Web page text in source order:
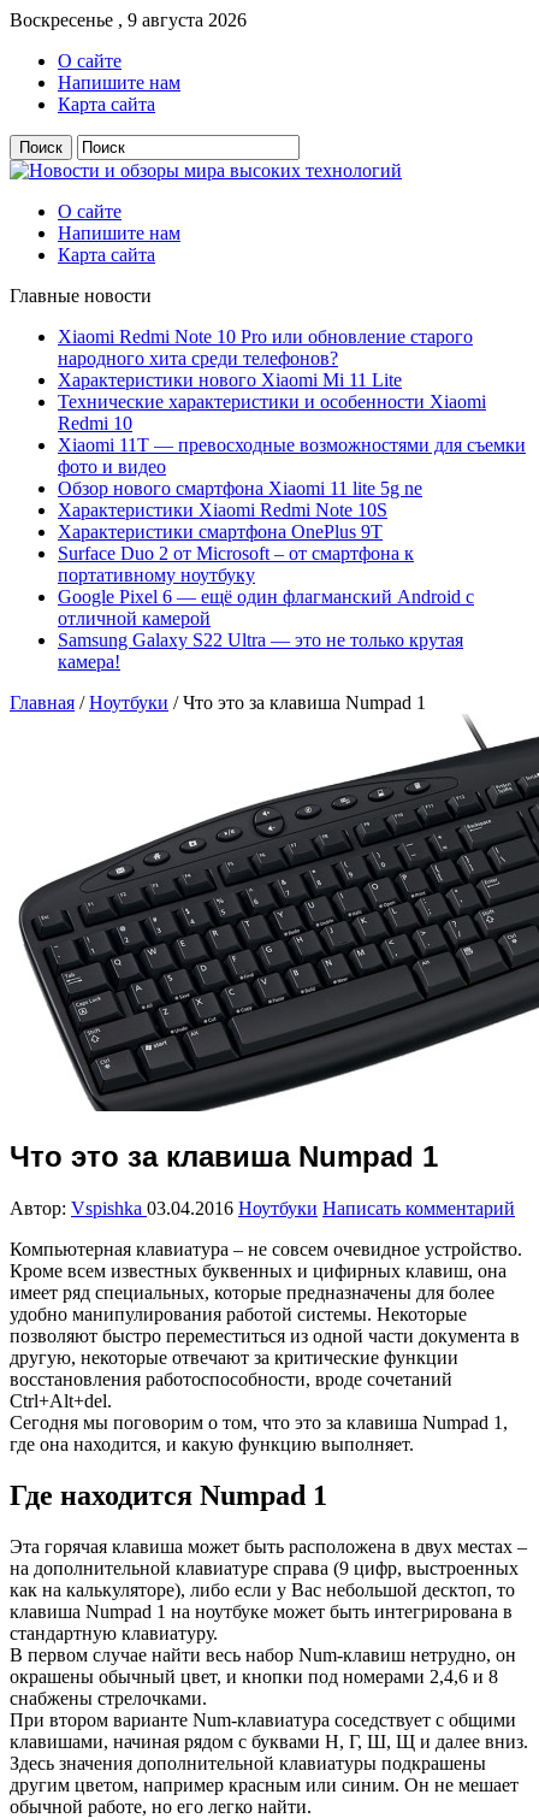
Воскресенье , 9 августа 2026
О сайте
Напишите нам
Карта сайта
О сайте
Напишите нам
Карта сайта
Главные новости
Xiaomi Redmi Note 10 Pro или обновление старого
народного хита среди телефонов?
Характеристики нового Xiaomi Mi 11 Lite
Технические характеристики и особенности Xiaomi
Redmi 10
Xiaomi 11T — превосходные возможностями для съемки
фото и видео
Обзор нового смартфона Xiaomi 11 lite 5g ne
Характеристики Xiaomi Redmi Note 10S
Характеристики смартфона OnePlus 9T
Surface Duo 2 от Microsoft – от смартфона к
портативному ноутбуку
Google Pixel 6 — ещё один флагманский Android с
отличной камерой
Samsung Galaxy S22 Ultra — это не только крутая
камера!
Главная /Ноутбуки /Что это за клавиша Numpad 1
Что это за клавиша Numpad 1
Автор: Vspishka 03.04.2016 Ноутбуки Написать комментарий
Компьютерная клавиатура – не совсем очевидное устройство.
Кроме всем известных буквенных и цифирных клавиш, она
имеет ряд специальных, которые предназначены для более
удобно манипулирования работой системы. Некоторые
позволяют быстро переместиться из одной части документа в
другую, некоторые отвечают за критические функции
восстановления работоспособности, вроде сочетаний
Ctrl+Alt+del.
Сегодня мы поговорим о том, что это за клавиша Numpad 1,
где она находится, и какую функцию выполняет.
Где находится Numpad 1
Эта горячая клавиша может быть расположена в двух местах –
на дополнительной клавиатуре справа (9 цифр, выстроенных
как на калькуляторе), либо если у Вас небольшой десктоп, то
клавиша Numpad 1 на ноутбуке может быть интегрирована в
стандартную клавиатуру.
В первом случае найти весь набор Num-клавиш нетрудно, он
окрашены обычный цвет, и кнопки под номерами 2,4,6 и 8
снабжены стрелочками.
При втором варианте Num-клавиатура соседствует с общими
клавишами, начиная рядом с буквами Н, Г, Ш, Щ и далее вниз.
Здесь значения дополнительной клавиатуры подкрашены
другим цветом, например красным или синим. Он не мешает
обычной работе, но его легко найти.